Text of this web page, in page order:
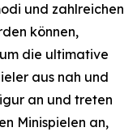
und zahlreichen
können,
die ultimative
aus nah und
an und treten
Minispielen an,